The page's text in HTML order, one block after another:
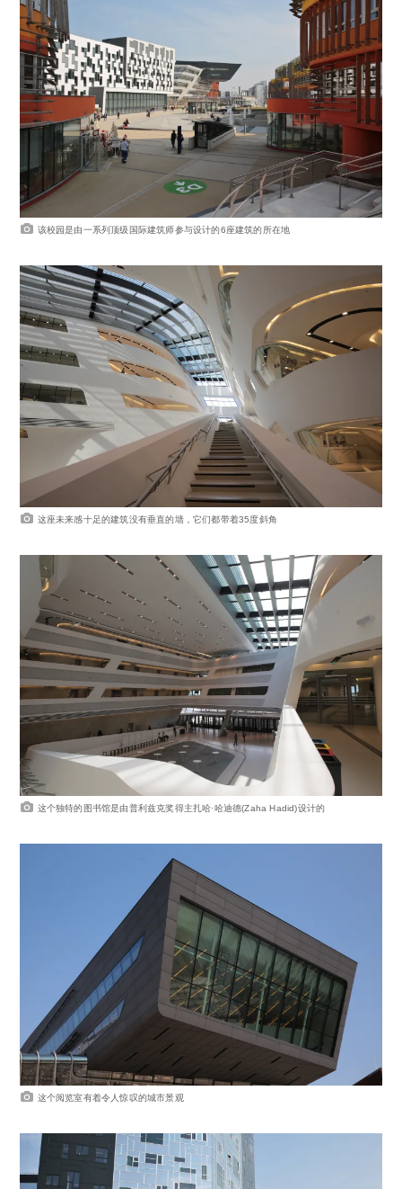
该校园是由一系列顶级国际建筑师参与设计的6座建筑的所在地
这座未来感十足的建筑没有垂直的墙，它们都带着35度斜角
这个独特的图书馆是由普利兹克奖得主扎哈·哈迪德(Zaha Hadid)设计的
这个阅览室有着令人惊叹的城市景观